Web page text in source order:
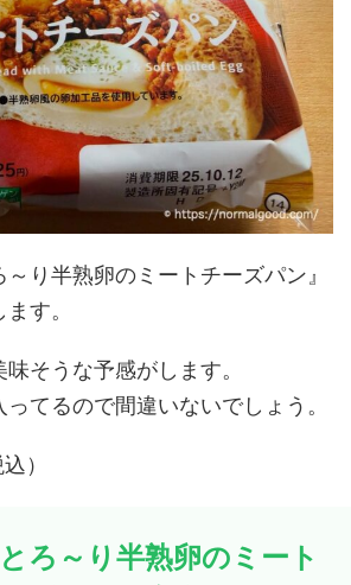
り半熟卵のミートチーズパン』
す。
そうな予感がします。
てるので間違いないでしょう。
）
ろ～り半熟卵のミート